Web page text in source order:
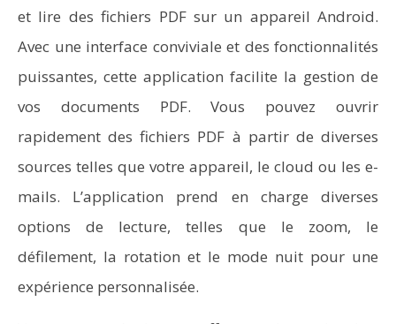
et lire des fichiers PDF sur un appareil Android.
Avec une interface conviviale et des fonctionnalités
puissantes, cette application facilite la gestion de
vos documents PDF. Vous pouvez ouvrir
rapidement des fichiers PDF à partir de diverses
sources telles que votre appareil, le cloud ou les e-
mails. L’application prend en charge diverses
options de lecture, telles que le zoom, le
défilement, la rotation et le mode nuit pour une
expérience personnalisée.